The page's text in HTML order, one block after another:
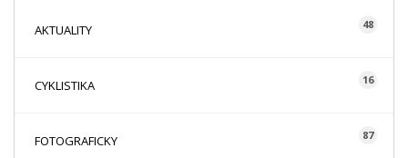
AKTUALITY 48
CYKLISTIKA 16
FOTOGRAFICKY 87